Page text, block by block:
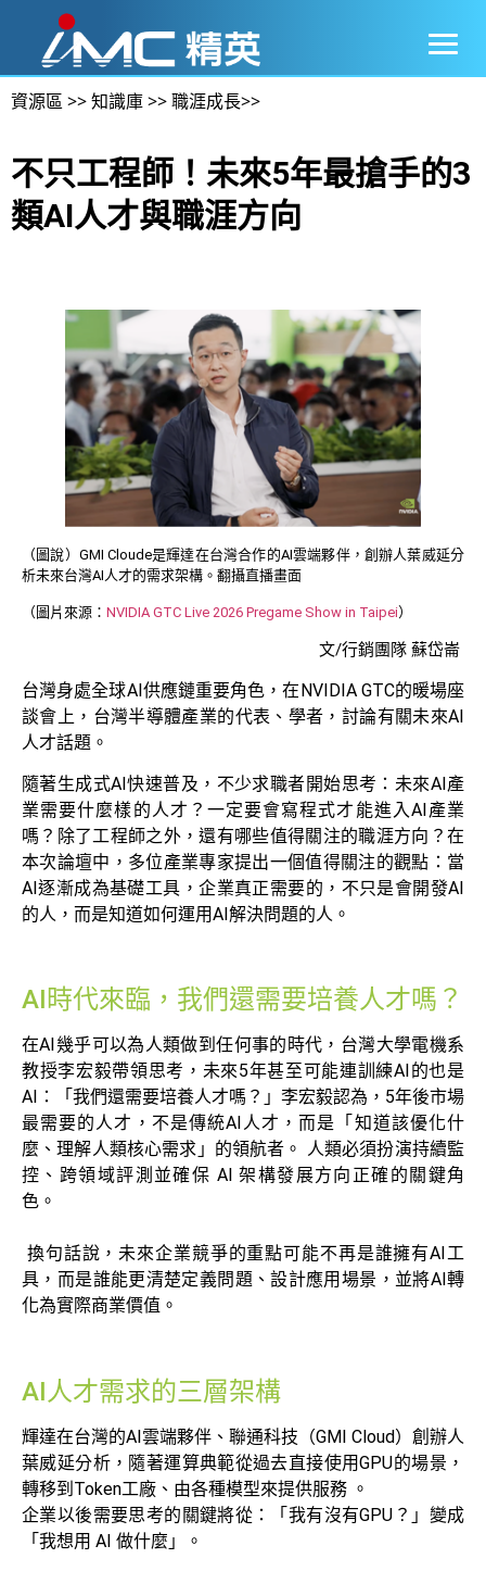
資源區>>知識庫>>職涯成長>>
不只工程師！未來5年最搶手的3
類AI人才與職涯方向
（圖說）GMI Cloude是輝達在台灣合作的AI雲端夥伴，創辦人葉威延分
析未來台灣AI人才的需求架構。翻攝直播畫面
（圖片來源： NVIDIA GTC Live 2026 Pregame Show in Taipei）
文/行銷團隊 蘇岱崙
台灣身處全球AI供應鏈重要角色，在NVIDIA GTC的暖場座
談會上，台灣半導體產業的代表、學者，討論有關未來AI
人才話題。
隨著生成式AI快速普及，不少求職者開始思考：未來AI產
業需要什麼樣的人才？一定要會寫程式才能進入AI產業
嗎？除了工程師之外，還有哪些值得關注的職涯方向？在
本次論壇中，多位產業專家提出一個值得關注的觀點：當
AI逐漸成為基礎工具，企業真正需要的，不只是會開發AI
的人，而是知道如何運用AI解決問題的人。
AI時代來臨，我們還需要培養人才嗎？
在AI幾乎可以為人類做到任何事的時代，台灣大學電機系
教授李宏毅帶領思考，未來5年甚至可能連訓練AI的也是
AI：「我們還需要培養人才嗎？」李宏毅認為，5年後市場
最需要的人才，不是傳統AI人才，而是「知道該優化什
麼、理解人類核心需求」的領航者。 人類必須扮演持續監
控、跨領域評測並確保 AI 架構發展方向正確的關鍵角
色。
換句話說，未來企業競爭的重點可能不再是誰擁有AI工
具，而是誰能更清楚定義問題、設計應用場景，並將AI轉
化為實際商業價值。
AI人才需求的三層架構
輝達在台灣的AI雲端夥伴、聯通科技（GMI Cloud）創辦人
葉威延分析，隨著運算典範從過去直接使用GPU的場景，
轉移到Token工廠、由各種模型來提供服務 。
企業以後需要思考的關鍵將從：「我有沒有GPU？」變成
「我想用 AI 做什麼」。